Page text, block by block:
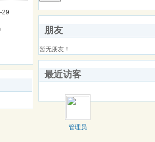
29
朋友
暂无朋友！
最近访客
管理员